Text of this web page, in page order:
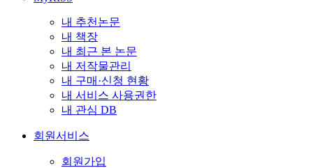
내 추천논문
내 책장
내 최근 본 논문
내 저작물관리
내 구매·신청 현황
내 서비스 사용권한
내 관심 DB
회원서비스
회원가입